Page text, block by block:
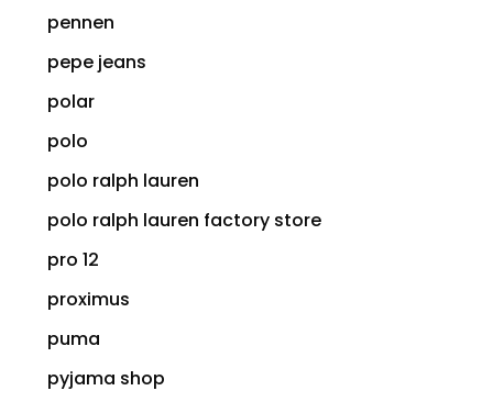
pennen
pepe jeans
polar
polo
polo ralph lauren
polo ralph lauren factory store
pro 12
proximus
puma
pyjama shop